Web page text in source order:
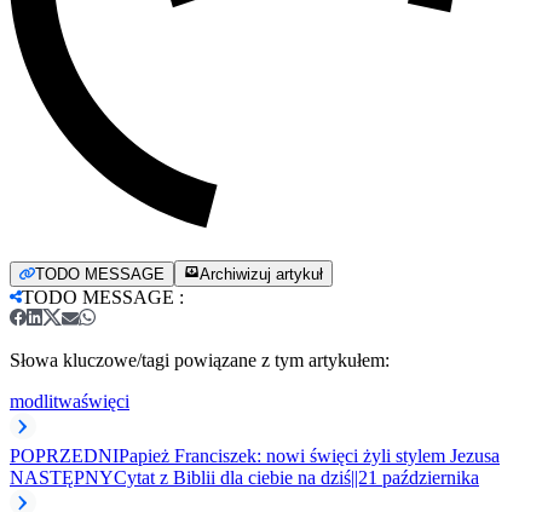
TODO MESSAGE Archiwizuj artykuł
TODO MESSAGE :
Słowa kluczowe/tagi powiązane z tym artykułem:
modlitwaświęci
POPRZEDNIPapież Franciszek: nowi święci żyli stylem Jezusa
NASTĘPNYCytat z Biblii dla ciebie na dziś||21 października